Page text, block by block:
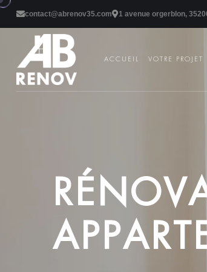
contact@abrenov35.com 1 avenue orgerblon,
ACCUEIL VOTRE PROJET
RÉNOV
APPART